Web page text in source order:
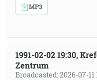
MP3
1991-02-02 19:30,
Zentrum
Broadcasted: 2026-07-11